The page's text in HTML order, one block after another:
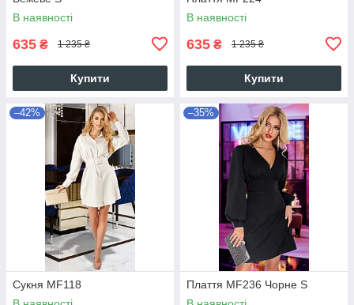
В наявності
635 ₴ 1 235 ₴
Купити
В наявності
635 ₴ 1 235 ₴
Купити
–42%
Сукня MF118
–35%
Плаття MF236 Чорне S